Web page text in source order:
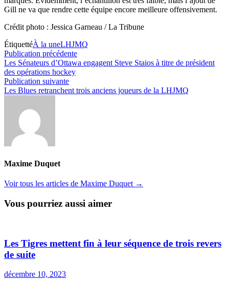
Gill ne va que rendre cette équipe encore meilleure offensivement.
Crédit photo : Jessica Garneau / La Tribune
ÉtiquettéÀ la uneLHJMQ
Navigation
de
l’article
Publication précédentePublication
précédente :
Les Sénateurs d’Ottawa engagent Steve Staios à titre de président
des opérations hockey
Publication suivantePublication
suivante :
Les Blues retranchent trois anciens joueurs de la LHJMQ
Maxime Duquet
Voir tous les articles de Maxime Duquet →
Vous pourriez aussi aimer
Les Tigres mettent fin à leur séquence de trois revers
de suite
décembre 10, 2023